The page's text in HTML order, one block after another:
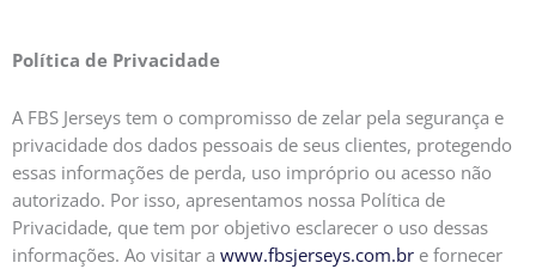
Política de Privacidade
A FBS Jerseys tem o compromisso de zelar pela segurança e
privacidade dos dados pessoais de seus clientes, protegendo
essas informações de perda, uso impróprio ou acesso não
autorizado. Por isso, apresentamos nossa Política de
Privacidade, que tem por objetivo esclarecer o uso dessas
informações. Ao visitar a www.fbsjerseys.com.br e fornecer